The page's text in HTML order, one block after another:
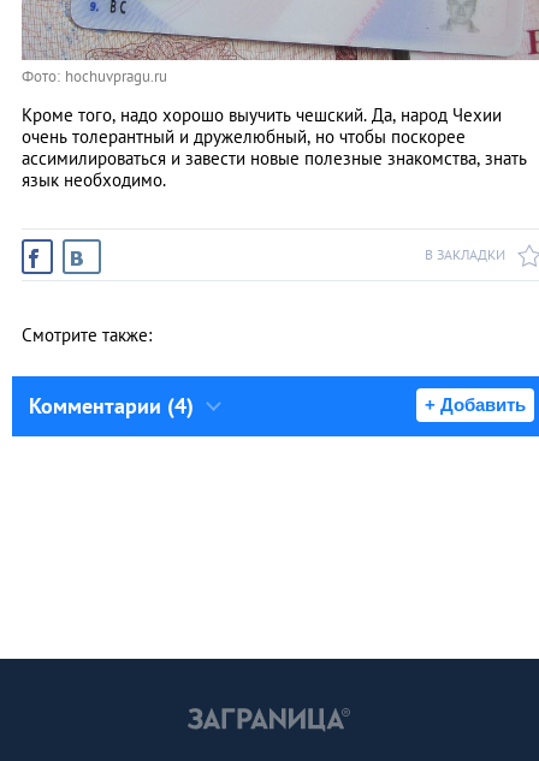
Фото: hochuvpragu.ru
Кроме того, надо хорошо выучить чешский. Да, народ Чехии
очень толерантный и дружелюбный, но чтобы поскорее
ассимилироваться и завести новые полезные знакомства, знать
язык необходимо.
В ЗАКЛАДКИ
Смотрите также:
Комментарии (4) + Добавить